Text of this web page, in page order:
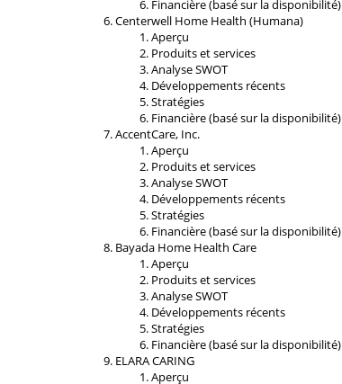
Financière (basé sur la disponibilité)
Centerwell Home Health (Humana)
Aperçu
Produits et services
Analyse SWOT
Développements récents
Stratégies
Financière (basé sur la disponibilité)
AccentCare, Inc.
Aperçu
Produits et services
Analyse SWOT
Développements récents
Stratégies
Financière (basé sur la disponibilité)
Bayada Home Health Care
Aperçu
Produits et services
Analyse SWOT
Développements récents
Stratégies
Financière (basé sur la disponibilité)
ELARA CARING
Aperçu